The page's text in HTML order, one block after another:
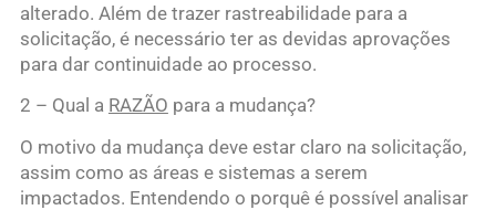
alterado. Além de trazer rastreabilidade para a
solicitação, é necessário ter as devidas aprovações
para dar continuidade ao processo.
2 – Qual a RAZÃO para a mudança?
O motivo da mudança deve estar claro na solicitação,
assim como as áreas e sistemas a serem
impactados. Entendendo o porquê é possível analisar